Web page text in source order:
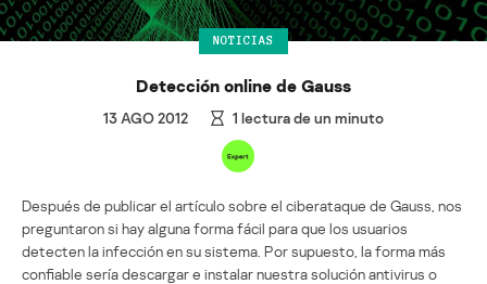
NOTICIAS
Detección online de Gauss
13 AGO 2012 1 lectura de un minuto
Después de publicar el artículo sobre el ciberataque de Gauss, nos
preguntaron si hay alguna forma fácil para que los usuarios
detecten la infección en su sistema. Por supuesto, la forma más
confiable sería descargar e instalar nuestra solución antivirus o